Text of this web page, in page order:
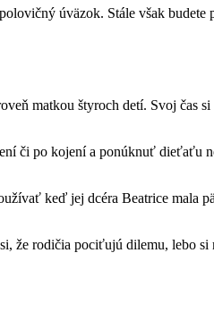
úväzok. Stále však
matkou štyroch detí. Svoj
či po kojení a ponúknuť
keď jej dcéra Beatrice
že rodičia pociťujú dilemu, lebo